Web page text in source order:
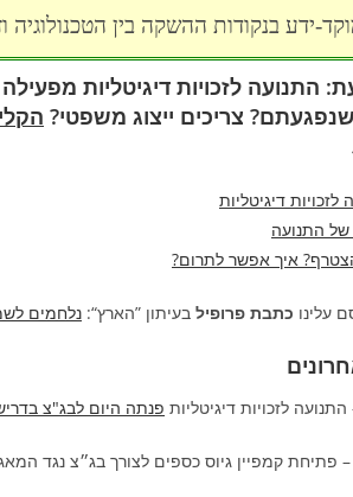
ידע בנקודות ההשקה בין
התנועה לזכויות דיגיטליות מפעילה
צריכים ייצוג משפטי?
דיגיטליות
התנועה
איך אפשר לתרום?
עלינו כתבת פרופיל בעיתון ”הארץ“: נלחמים
התנועה לזכויות דיגיטליות פנתה היום לבג"צ
– פתיחת קמפיין גיוס כספים לצורך בג״צ נגד